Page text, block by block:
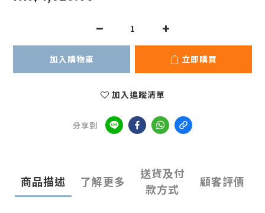
加入購物車 立即購買
加入追蹤清單
分享到
商品描述 了解更多
送貨及付
款方式
顧客評價